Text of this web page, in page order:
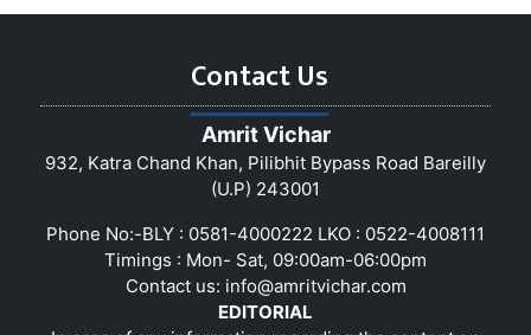
Contact Us
Amrit Vichar
932, Katra Chand Khan, Pilibhit Bypass Road Bareilly
(U.P) 243001
Phone No:-BLY : 0581-4000222 LKO : 0522-4008111
Timings : Mon- Sat, 09:00am-06:00pm
Contact us: info@amritvichar.com
EDITORIAL